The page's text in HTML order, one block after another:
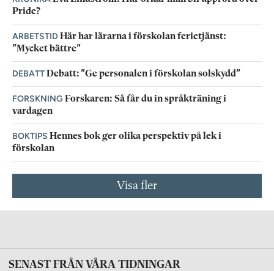
Pride?
ARBETSTIDHär har lärarna i förskolan ferietjänst:
”Mycket bättre”
DEBATTDebatt: ”Ge personalen i förskolan solskydd”
FORSKNING Forskaren: Så får du in språkträning i
vardagen
BOKTIPS Hennes bok ger olika perspektiv på lek i
förskolan
Visa fler
SENAST FRÅN VÅRA TIDNINGAR